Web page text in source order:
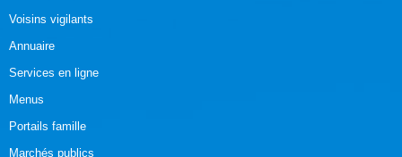
Voisins vigilants
Annuaire
Services en ligne
Menus
Portails famille
Marchés publics